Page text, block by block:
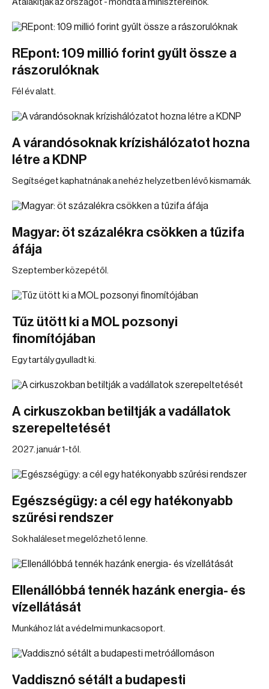
Átalakítják az országot - mondta a miniszterelnök.
REpont: 109 millió forint gyűlt össze a
rászorulóknak
Fél év alatt.
A várandósoknak krízishálózatot hozna
létre a KDNP
Segítséget kaphatnának a nehéz helyzetben lévő kismamák.
Magyar: öt százalékra csökken a tűzifa
áfája
Szeptember közepétől.
Tűz ütött ki a MOL pozsonyi
finomítójában
Egy tartály gyulladt ki.
A cirkuszokban betiltják a vadállatok
szerepeltetését
2027. január 1-től.
Egészségügy: a cél egy hatékonyabb
szűrési rendszer
Sok haláleset megelőzhető lenne.
Ellenállóbbá tennék hazánk energia- és
vízellátását
Munkához lát a védelmi munkacsoport.
Vaddisznó sétált a budapesti